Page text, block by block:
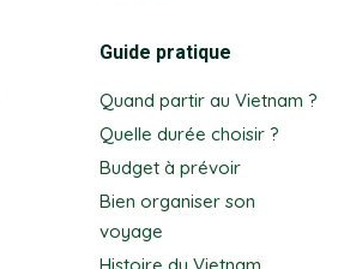
Guide pratique
Quand partir au Vietnam ?
Quelle durée choisir ?
Budget à prévoir
Bien organiser son
voyage
Histoire du Vietnam